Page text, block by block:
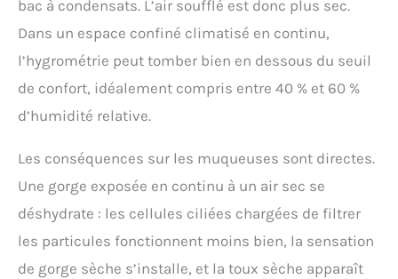
bac à condensats. L’air soufflé est donc plus sec.
Dans un espace confiné climatisé en continu,
l’hygrométrie peut tomber bien en dessous du seuil
de confort, idéalement compris entre 40 % et 60 %
d’humidité relative.
Les conséquences sur les muqueuses sont directes.
Une gorge exposée en continu à un air sec se
déshydrate : les cellules ciliées chargées de filtrer
les particules fonctionnent moins bien, la sensation
de gorge sèche s’installe, et la toux sèche apparaît